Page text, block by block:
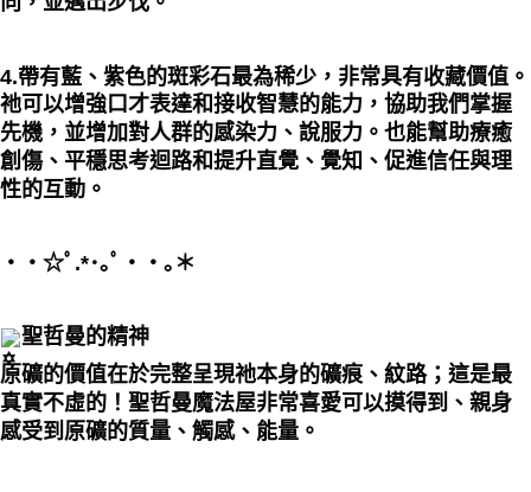
4.帶有藍、紫色的斑彩石最為稀少，非常具有收藏價值。
祂可以增強口才表達和接收智慧的能力，協助我們掌握
先機，並增加對人群的感染力、說服力。也能幫助療癒
創傷、平穩思考迴路和提升直覺、覺知、促進信任與理
性的互動。
・・☆ﾟ⁠.⁠*⁠･⁠｡ﾟ・・｡＊
聖哲曼的精神
原礦的價值在於完整呈現祂本身的礦痕、紋路；這是最
真實不虛的！聖哲曼魔法屋非常喜愛可以摸得到、親身
感受到原礦的質量、觸感、能量。